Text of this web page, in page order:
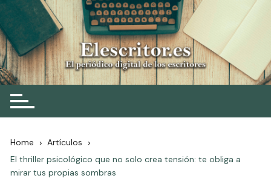
Skip
to
content
Elescritor.es
El periódico digital de los escritores
Home
Artículos
El thriller psicológico que no solo crea tensión: te obliga a
mirar tus propias sombras